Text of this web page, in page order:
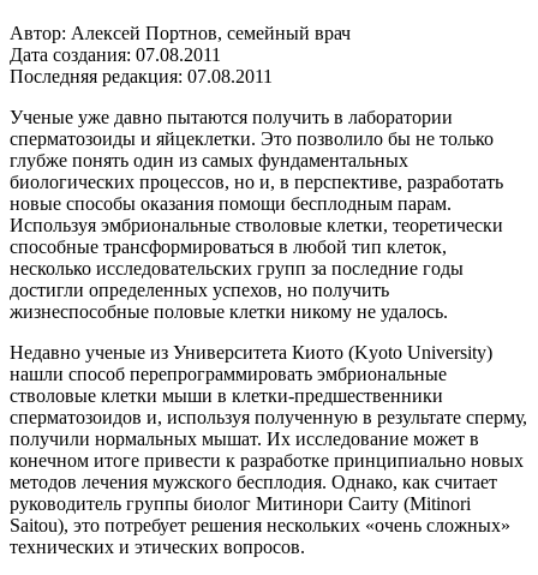
Автор: Алексей Портнов, семейный врач
Дата создания: 07.08.2011
Последняя редакция: 07.08.2011
Ученые уже давно пытаются получить в лаборатории
сперматозоиды и яйцеклетки. Это позволило бы не только
глубже понять один из самых фундаментальных
биологических процессов, но и, в перспективе, разработать
новые способы оказания помощи бесплодным парам.
Используя эмбриональные стволовые клетки, теоретически
способные трансформироваться в любой тип клеток,
несколько исследовательских групп за последние годы
достигли определенных успехов, но получить
жизнеспособные половые клетки никому не удалось.
Недавно ученые из Университета Киото (Kyoto University)
нашли способ перепрограммировать эмбриональные
стволовые клетки мыши в клетки-предшественники
сперматозоидов и, используя полученную в результате сперму,
получили нормальных мышат. Их исследование может в
конечном итоге привести к разработке принципиально новых
методов лечения мужского бесплодия. Однако, как считает
руководитель группы биолог Митинори Саиту (Mitinori
Saitou), это потребует решения нескольких «очень сложных»
технических и этических вопросов.